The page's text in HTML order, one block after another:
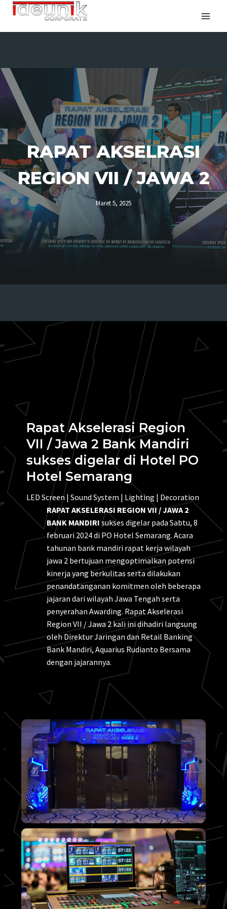
RAPAT AKSELRASI
REGION VII / JAWA 2
Maret 5, 2025
Rapat Akselerasi Region
VII / Jawa 2 Bank Mandiri
sukses digelar di Hotel PO
Hotel Semarang
LED Screen | Sound System | Lighting | Decoration
RAPAT AKSELERASI REGION VII / JAWA 2
BANK MANDIRI sukses digelar pada Sabtu, 8
februari 2024 di PO Hotel Semarang. Acara
tahunan bank mandiri rapat kerja wilayah
jawa 2 bertujuan mengoptimalkan potensi
kinerja yang berkulitas serta dilakukan
penandatanganan komitmen oleh beberapa
jajaran dari wilayah Jawa Tengah serta
penyerahan Awarding. Rapat Akselerasi
Region VII / Jawa 2 kali ini dihadiri langsung
oleh Direktur Jaringan dan Retail Banking
Bank Mandiri, Aquarius Rudianto Bersama
dengan jajarannya.